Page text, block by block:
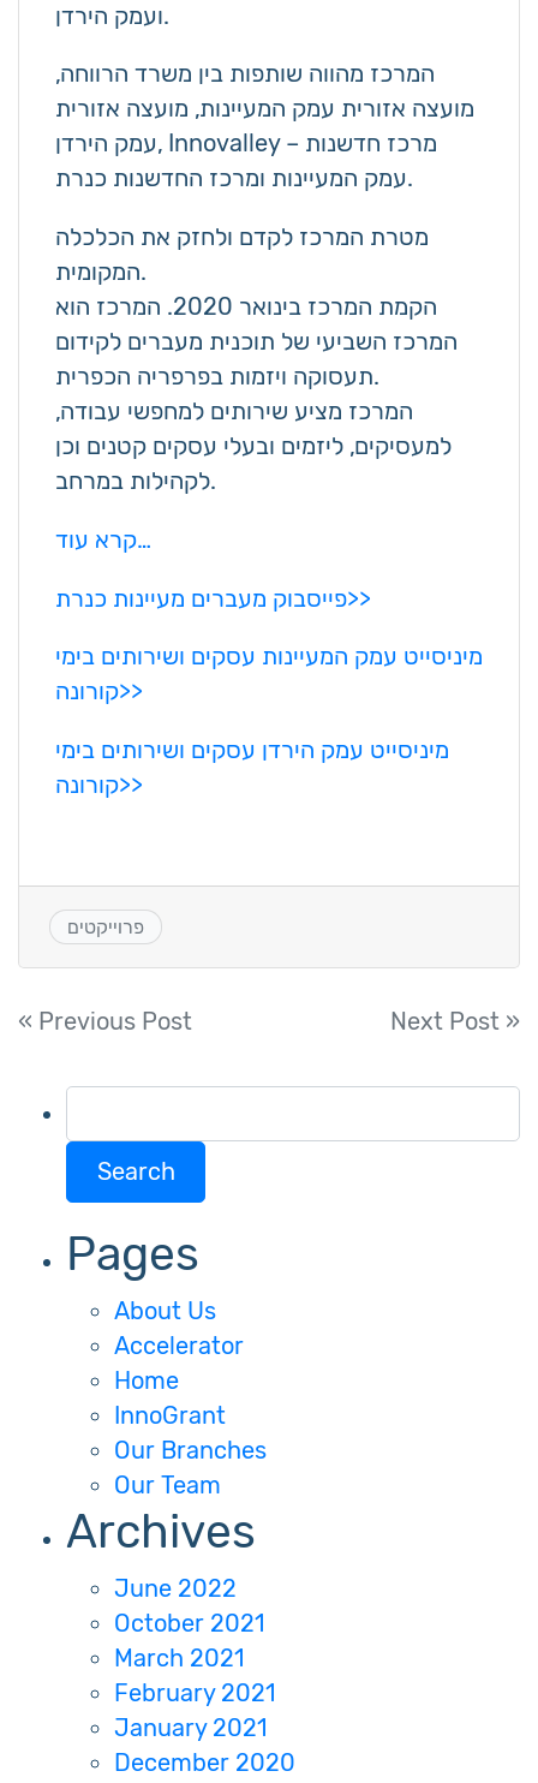
ועמק הירדן.
המרכז מהווה שותפות בין משרד הרווחה,
מועצה אזורית עמק המעיינות, מועצה אזורית
עמק הירדן, Innovalley – מרכז חדשנות
עמק המעיינות ומרכז החדשנות כנרת.
מטרת המרכז לקדם ולחזק את הכלכלה
המקומית.
הקמת המרכז בינואר 2020. המרכז הוא
המרכז השביעי של תוכנית מעברים לקידום
תעסוקה ויזמות בפרפריה הכפרית.
המרכז מציע שירותים למחפשי עבודה,
למעסיקים, ליזמים ובעלי עסקים קטנים וכן
לקהילות במרחב.
קרא עוד…
פייסבוק מעברים מעיינות כנרת>>
מיניסייט עמק המעיינות עסקים ושירותים בימי
קורונה>>
מיניסייט עמק הירדן עסקים ושירותים בימי
קורונה>>
פרוייקטים
Post
navigation
« Previous Post Next Post »
for:
Pages
About Us
Accelerator
Home
InnoGrant
Our Branches
Our Team
Archives
June 2022
October 2021
March 2021
February 2021
January 2021
December 2020